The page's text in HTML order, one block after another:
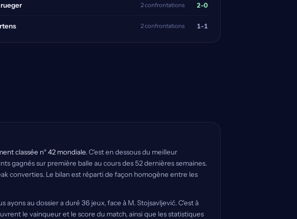
2 confrontations 2-0
2 confrontations 1-1
classée n° 42 mondiale.C'est en dessous du meilleur
gagnés sur première balle au cours des 52 dernières semaines.
converties. Le bilan est réparti de façon homogène entre les
au dossier a duré 36 jeux, face à M. Stojsavljević. C'est à
le vainqueur et le score du match, ainsi que les statistiques